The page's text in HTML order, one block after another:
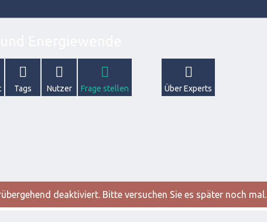
Tags Nutzer Frage stellen Über Experts
deaktiviert. Bitte versuchen Sie es später noch mal.